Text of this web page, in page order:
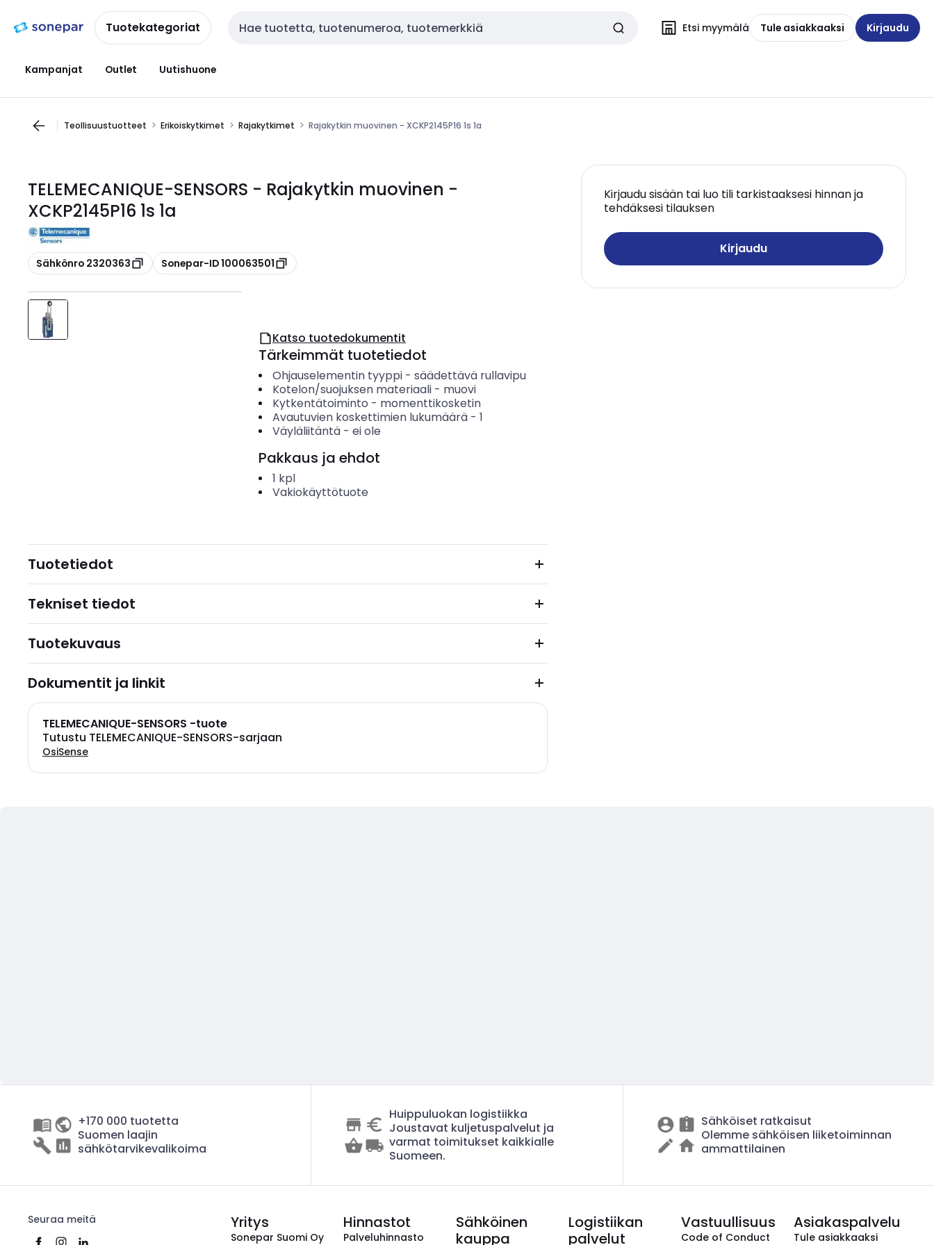
navigointiinsisältöönTuotekategoriat Haku Etsi myymälä Tule asiakkaaksi Kirjaudu
Kampanjat Outlet Uutishuone
Teollisuustuotteet Erikoiskytkimet Rajakytkimet Rajakytkin muovinen - XCKP2145P16 1s 1a
TELEMECANIQUE-SENSORS - Rajakytkin muovinen -
XCKP2145P16 1s 1a
Kopioi
Sähkönro 2320363 Kopioi
Sonepar-ID 100063501
Kirjaudu sisään tai luo tili tarkistaaksesi hinnan ja
tehdäksesi tilauksen
Kirjaudu
Katso tuotedokumentit
Tärkeimmät tuotetiedot
Ohjauselementin tyyppi- säädettävä rullavipu
Kotelon/suojuksen materiaali- muovi
Kytkentätoiminto - momenttikosketin
Avautuvien koskettimien lukumäärä- 1
Väyläliitäntä- ei ole
Pakkaus ja ehdot
1 kpl
Vakiokäyttötuote
Tuotetiedot
Tekniset tiedot
Tuotekuvaus
Dokumentit ja linkit
TELEMECANIQUE-SENSORS -tuote
Tutustu TELEMECANIQUE-SENSORS-sarjaan
OsiSense
+170 000 tuotetta
Suomen laajin
sähkötarvikevalikoima
Huippuluokan logistiikka
Joustavat kuljetuspalvelut ja
varmat toimitukset kaikkialle
Suomeen.
Sähköiset ratkaisut
Olemme sähköisen liiketoiminnan
ammattilainen
Seuraa meitä Yritys
Sonepar Suomi Oy
Hinnastot
Palveluhinnasto
Sähköinen
kauppa
Logistiikan
palvelut
Vastuullisuus
Code of Conduct
Asiakaspalvelu
Tule asiakkaaksi